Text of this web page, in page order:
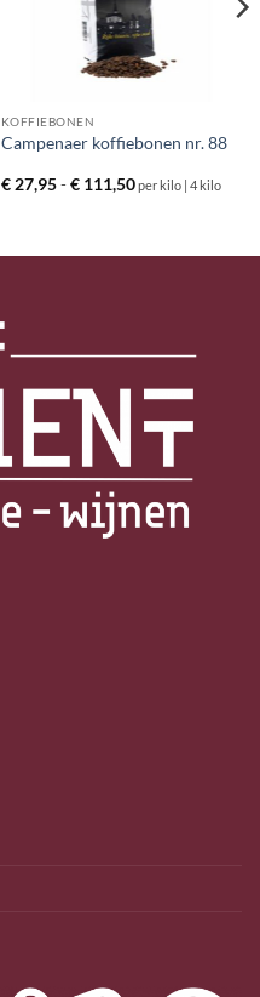
KOFFIEBONEN
Campenaer koffiebonen nr. 88
€27,95 - €111,50Prijsklasse:
€ 27,95
per kilo | 4 kilo